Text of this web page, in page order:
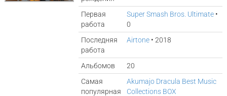
Первая
работа
Super Smash Bros. Ultimate •
0
Последняя
работа
Airtone • 2018
Альбомов
20
Самая
популярная
Akumajo Dracula Best Music
Collections BOX